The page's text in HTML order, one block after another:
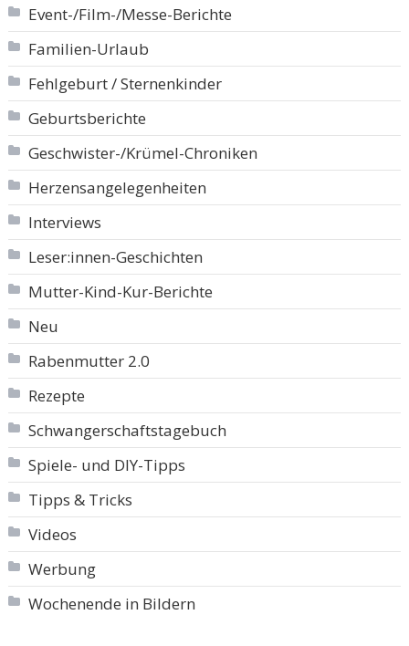
Event-/Film-/Messe-Berichte
Familien-Urlaub
Fehlgeburt / Sternenkinder
Geburtsberichte
Geschwister-/Krümel-Chroniken
Herzensangelegenheiten
Interviews
Leser:innen-Geschichten
Mutter-Kind-Kur-Berichte
Neu
Rabenmutter 2.0
Rezepte
Schwangerschaftstagebuch
Spiele- und DIY-Tipps
Tipps & Tricks
Videos
Werbung
Wochenende in Bildern